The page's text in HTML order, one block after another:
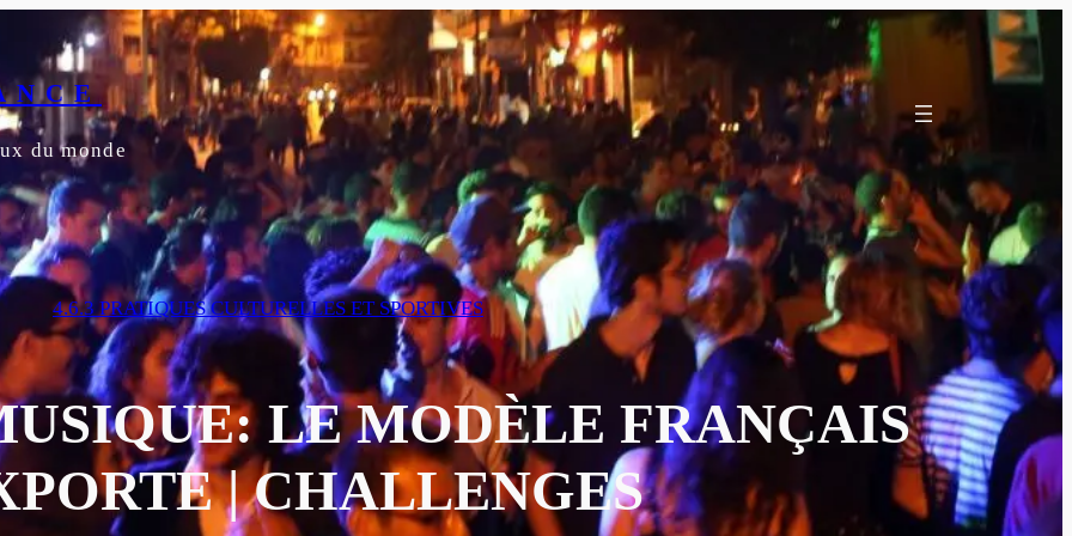
du monde
4.6.3 PRATIQUES CULTURELLES ET SPORTIVES
LE MODÈLE FRANÇAIS
| CHALLENGES